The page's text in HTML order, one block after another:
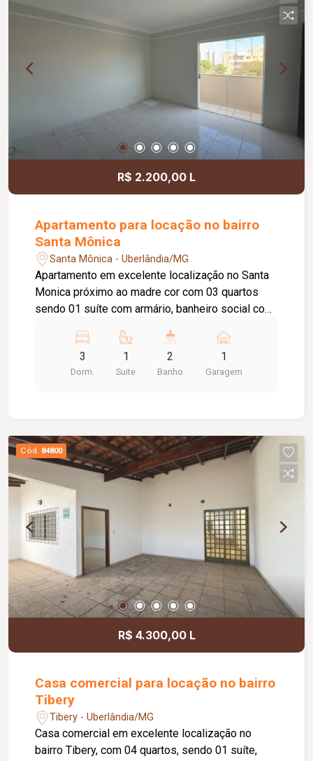
R$ 2.200,00 L
Apartamento para locação no bairro
Santa Mônica
Santa Mônica - Uberlândia/MG
Apartamento em excelente localização no Santa
Monica próximo ao madre cor com 03 quartos
sendo 01 suíte com armário, banheiro social com
estar com sacada, cozinha toda planejada com
armários, área de lavanderia com armário, 01 vaga
de garagem.
3
Dorm.
1
Suite
2
Banho
1
Garagem
Cód. 84800
R$ 4.300,00 L
Casa comercial para locação no bairro
Tibery
Tibery - Uberlândia/MG
Casa comercial em excelente localização no
bairro Tibery, com 04 quartos, sendo 01 suíte,